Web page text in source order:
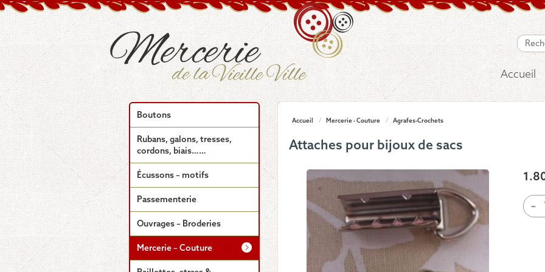
Accueil
Accueil / Mercerie - Couture / Agrafes-Crochets
Attaches pour bijoux de sacs
-
de
Boutons
Rubans, galons, tresses,
cordons, biais……
Écussons – motifs
Passementerie
Ouvrages – Broderies
Mercerie – Couture